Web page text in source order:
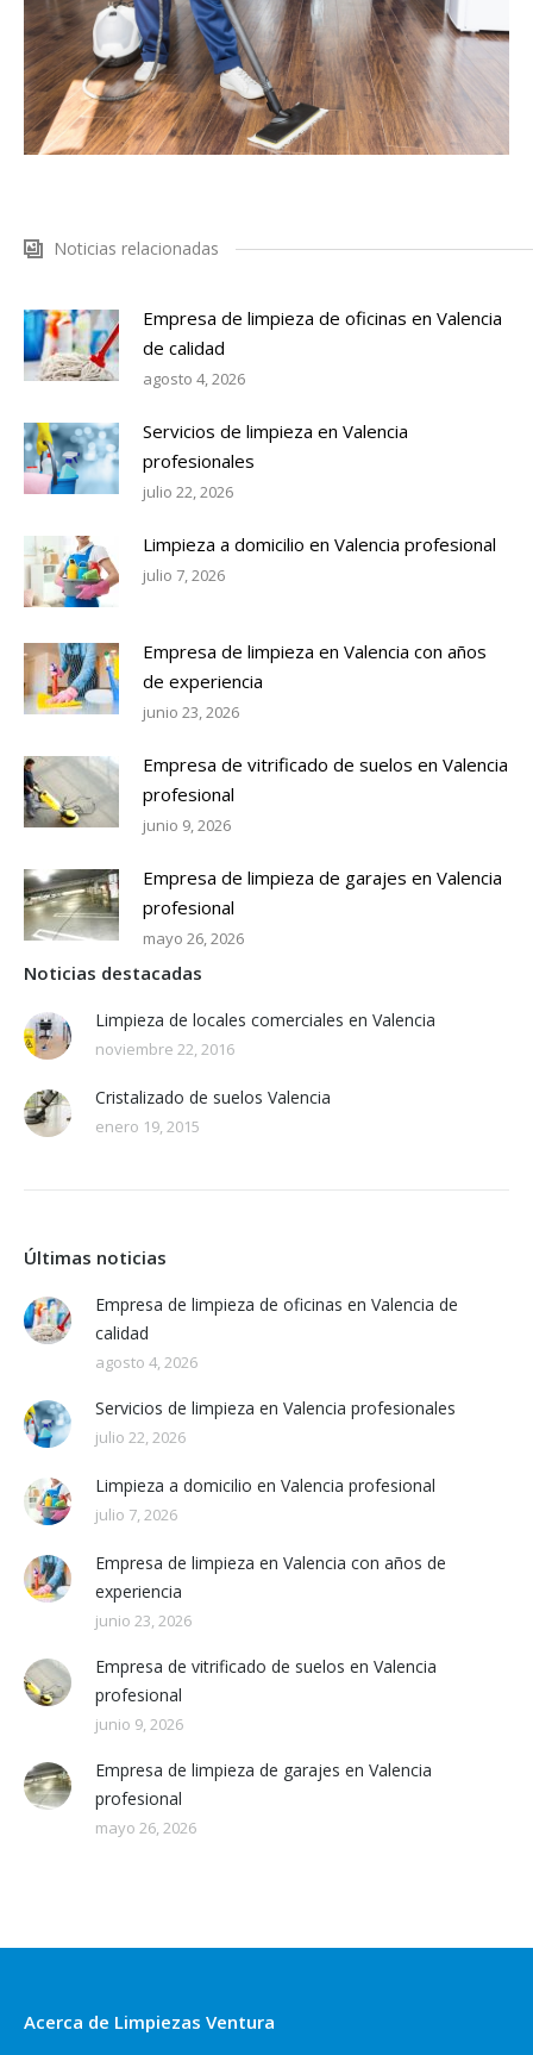
Noticias relacionadas
Empresa de limpieza de oficinas en Valencia
de calidad
agosto 4, 2026
Servicios de limpieza en Valencia
profesionales
julio 22, 2026
Limpieza a domicilio en Valencia profesional
julio 7, 2026
Empresa de limpieza en Valencia con años
de experiencia
junio 23, 2026
Empresa de vitrificado de suelos en Valencia
profesional
junio 9, 2026
Empresa de limpieza de garajes en Valencia
profesional
mayo 26, 2026
Noticias destacadas
Limpieza de locales comerciales en Valencia
noviembre 22, 2016
Cristalizado de suelos Valencia
enero 19, 2015
Últimas noticias
Empresa de limpieza de oficinas en Valencia de
calidad
agosto 4, 2026
Servicios de limpieza en Valencia profesionales
julio 22, 2026
Limpieza a domicilio en Valencia profesional
julio 7, 2026
Empresa de limpieza en Valencia con años de
experiencia
junio 23, 2026
Empresa de vitrificado de suelos en Valencia
profesional
junio 9, 2026
Empresa de limpieza de garajes en Valencia
profesional
mayo 26, 2026
Acerca de Limpiezas Ventura